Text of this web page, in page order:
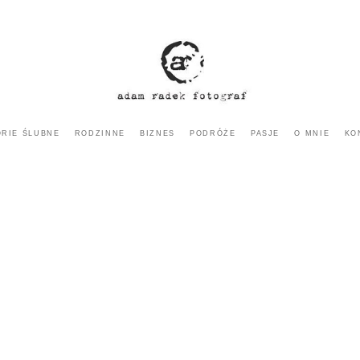
ŚLUBNE RODZINNE BIZNES PODRÓŻE PASJE O MNIE